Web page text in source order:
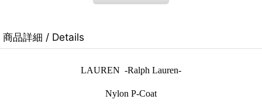
商品詳細 / Details
LAUREN -Ralph Lauren-
Nylon P-Coat